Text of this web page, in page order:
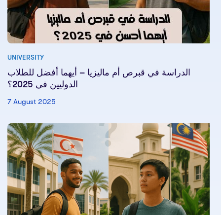
UNIVERSITY
الدراسة في قبرص أم ماليزيا – أيهما أفضل للطلاب
الدوليين في 2025؟
7 August 2025